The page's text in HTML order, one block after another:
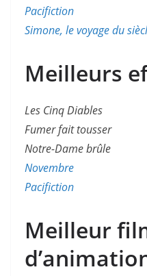
Pacifiction
Simone, le voyage du
Meilleurs
Les Cinq Diables
Fumer fait tousser
Notre-Dame brûle
Novembre
Pacifiction
Meilleur